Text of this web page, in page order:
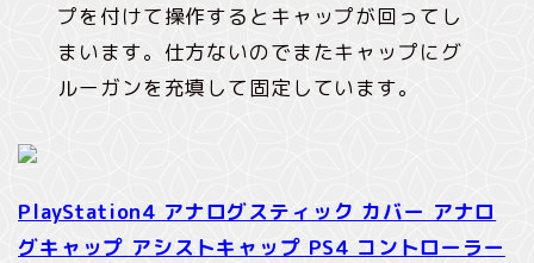
プを付けて操作するとキャップが回ってし
まいます。仕方ないのでまたキャップにグ
ルーガンを充填して固定しています。
PlayStation4 アナログスティック カバー アナロ
グキャップ アシストキャップ PS4 コントローラー